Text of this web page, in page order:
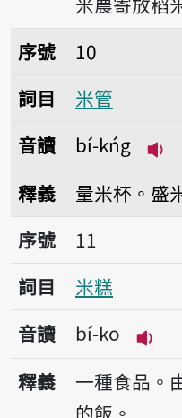
序號10米管
序號
10
詞目
米管
音讀
bí-kńg
釋義
量米杯。盛
序號11米糕
序號
11
詞目
米糕
音讀
bí-ko
播
釋義
一種食品。